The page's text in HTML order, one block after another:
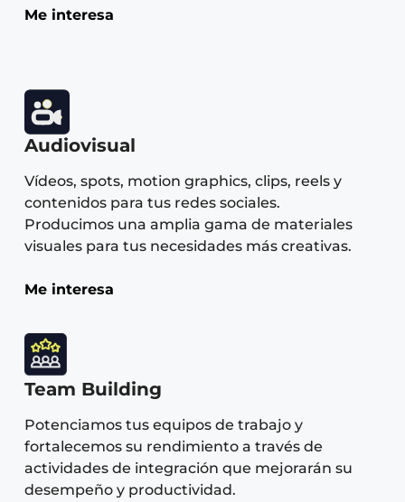
Me interesa
Audiovisual
Vídeos, spots, motion graphics, clips, reels y
contenidos para tus redes sociales.
Producimos una amplia gama de materiales
visuales para tus necesidades más creativas.
Me interesa
Team Building
Potenciamos tus equipos de trabajo y
fortalecemos su rendimiento a través de
actividades de integración que mejorarán su
desempeño y productividad.